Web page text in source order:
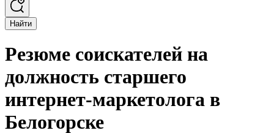
Найти
Резюме соискателей на
должность старшего
интернет-маркетолога в
Белогорске